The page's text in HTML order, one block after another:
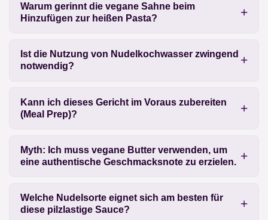
Warum gerinnt die vegane Sahne beim
Hinzufügen zur heißen Pasta?
Ist die Nutzung von Nudelkochwasser zwingend
notwendig?
Kann ich dieses Gericht im Voraus zubereiten
(Meal Prep)?
Myth: Ich muss vegane Butter verwenden, um
eine authentische Geschmacksnote zu erzielen.
Welche Nudelsorte eignet sich am besten für
diese pilzlastige Sauce?